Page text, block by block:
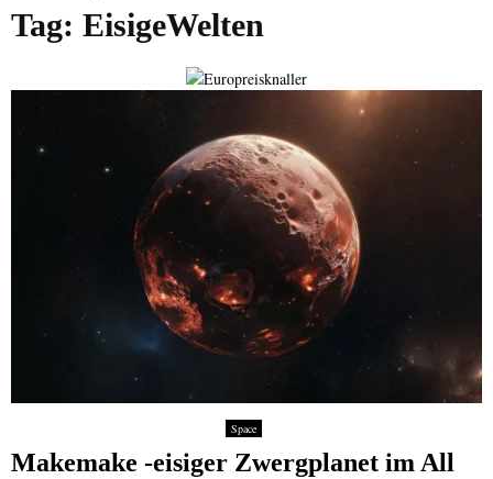
Tag: EisigeWelten
Space
Makemake -eisiger Zwergplanet im All